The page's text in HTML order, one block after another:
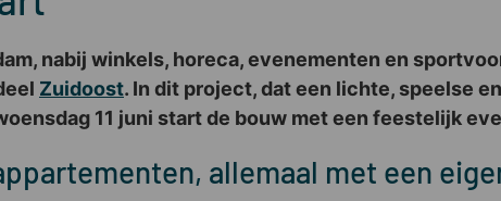
nabij winkels, horeca, evenementen en
Zuidoost. In dit project, dat een lichte, speelse
11 juni start de bouw met een feestelijk
allemaal met een